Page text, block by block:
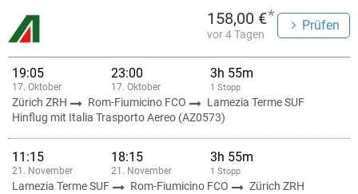
158,00 €*
vor 4 Tagen
Prüfen
19:05
17. Oktober
23:00
17. Oktober
3h 55m
1 Stopp
Zürich ZRH Rom-Fiumicino FCO
Lamezia Terme SUF
Hinflug mit Italia Trasporto Aereo (AZ0573)
11:15
21. November
18:15
21. November
3h 55m
1 Stopp
Lamezia Terme SUF Rom-Fiumicino FCO
Zürich ZRH